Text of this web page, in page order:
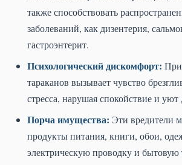
также способствовать
заболеваний, как дизентерия,
гастроэнтерит.
Психологический дискомфорт:
тараканов вызывает чувство
стресса, нарушая спокойствие и уют
Порча имущества: Эти вредители
продукты питания, книги, обои,
электрическую проводку и бытовую